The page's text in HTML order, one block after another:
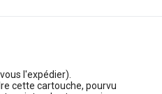
l'expédier).
cette cartouche, pourvu